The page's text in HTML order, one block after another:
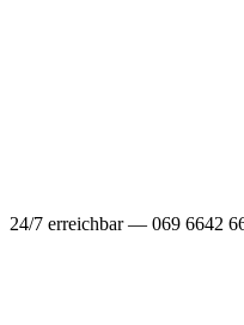
24/7 erreichbar — 069 6642